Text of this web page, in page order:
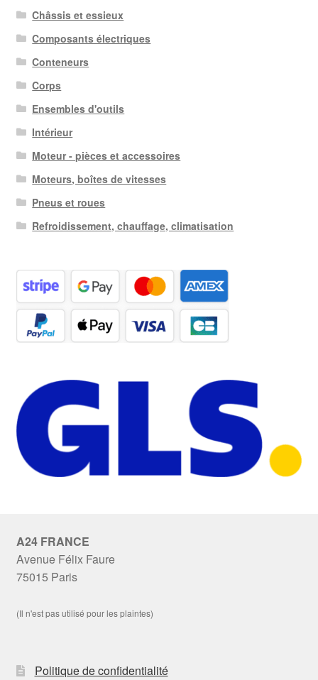
Châssis et essieux
Composants électriques
Conteneurs
Corps
Ensembles d'outils
Intérieur
Moteur - pièces et accessoires
Moteurs, boîtes de vitesses
Pneus et roues
Refroidissement, chauffage, climatisation
A24 FRANCE
Avenue Félix Faure
75015 Paris
(Il n'est pas utilisé pour les plaintes)
Politique de confidentialité